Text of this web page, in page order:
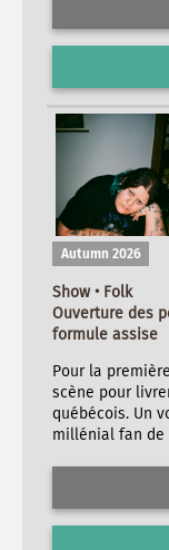
Autumn 2026
Show • Folk
Ouverture des
formule assise
Pour la
scène pour
québécois. Un
millénial fan de